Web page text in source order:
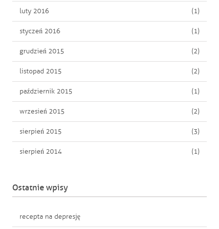
luty 2016 (1)
styczeń 2016 (1)
grudzień 2015 (2)
listopad 2015 (2)
październik 2015 (1)
wrzesień 2015 (2)
sierpień 2015 (3)
sierpień 2014 (1)
Ostatnie wpisy
recepta na depresję